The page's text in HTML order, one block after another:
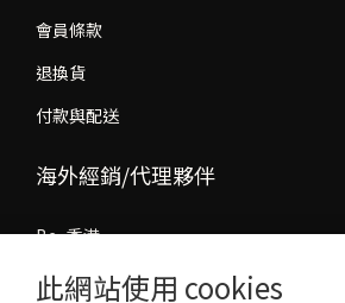
此網站使用 cookies
會員條款
退換貨
付款與配送
海外經銷/代理夥伴
Be_香港
Be_馬來西亞